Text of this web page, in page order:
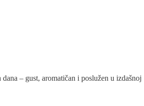
– gust, aromatičan i poslužen u izdašnoj